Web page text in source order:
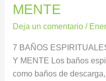
MENTE
Deja un comentario /
7 BAÑOS
Y MENTE Los baños
como baños de